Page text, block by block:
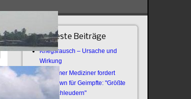
Neueste Beiträge
Kriegsrausch – Ursache und
Wirkung
Bochumer Mediziner fordert
Lockdown für Geimpfte: "Größte
Virenschleudern"